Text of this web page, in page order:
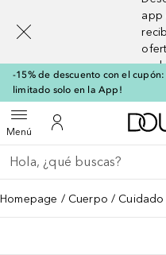
app
-15% de descuento con el cupón:
limitado solo en la App!
MenúAbrir menúMi cuenta
Regresar
Ejecutar búsqueda
Homepage Cuerpo